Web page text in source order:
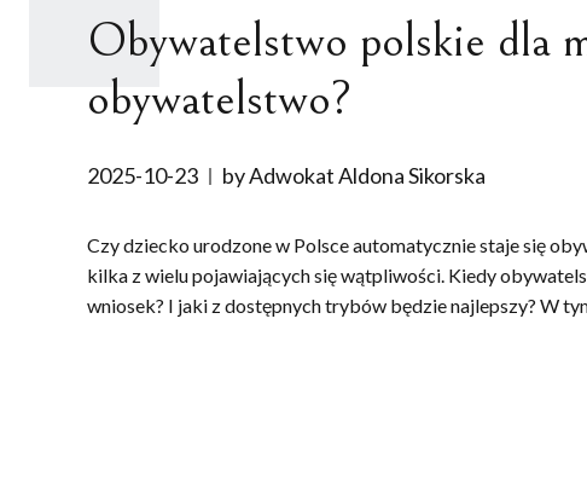
Obywatelstwo polskie dla
obywatelstwo?
2025-10-23 by Adwokat Aldona Sikorska
Czy dziecko urodzone w Polsce automatycznie staje się
kilka z wielu pojawiających się wątpliwości. Kiedy
wniosek? I jaki z dostępnych trybów będzie najlepszy? W